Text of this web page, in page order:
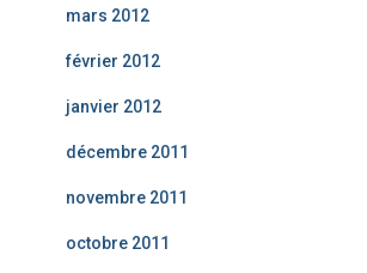
mars 2012
février 2012
janvier 2012
décembre 2011
novembre 2011
octobre 2011